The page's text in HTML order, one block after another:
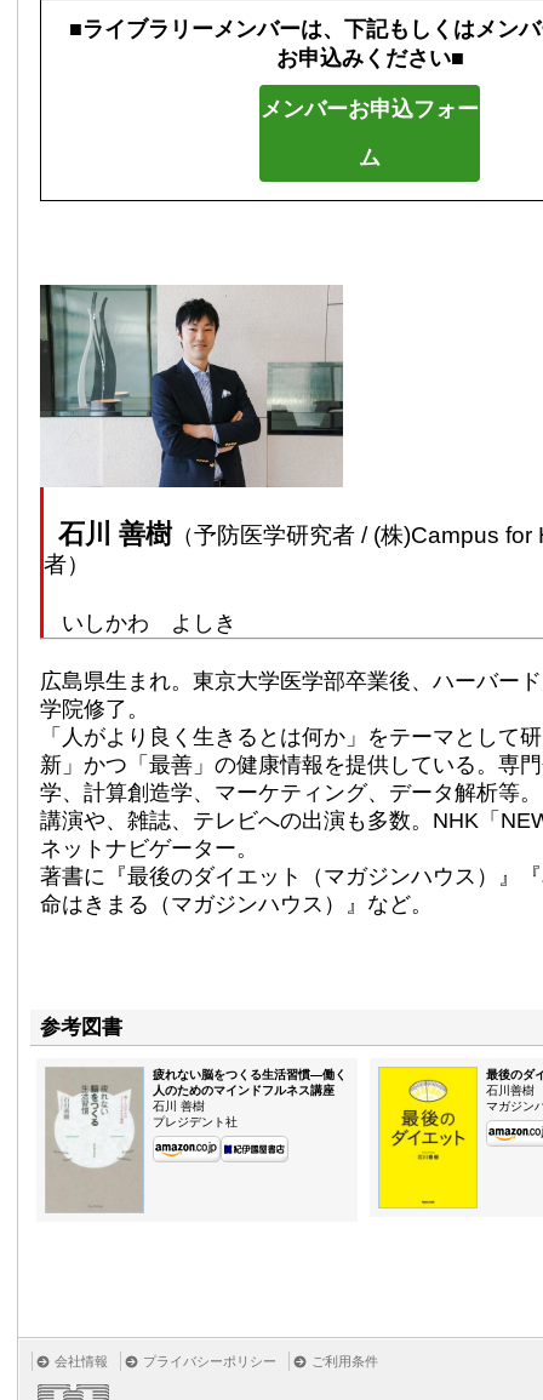
■ライブラリーメンバーは、下記もしくはメン
お申込みください■
メンバーお申込フォー
ム
石川 善樹（予防医学研究者 / (株)Campus for
者）
いしかわ よしき
広島県生まれ。東京大学医学部卒業後、ハーバー
学院修了。
「人がより良く生きるとは何か」をテーマとして
新」かつ「最善」の健康情報を提供している。専
学、計算創造学、マーケティング、データ解析等。
講演や、雑誌、テレビへの出演も多数。NHK「
ネットナビゲーター。
著書に『最後のダイエット（マガジンハウス）』
命はきまる（マガジンハウス）』など。
参考図書
疲れない脳をつくる生活習慣—働く
人のためのマインドフルネス講座
石川 善樹
プレジデント社
最後のダ
石川善樹
マガジン
会社情報 プライバシーポリシー ご利用条件